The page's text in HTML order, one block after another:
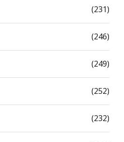
(231)
(246)
(249)
(252)
(232)